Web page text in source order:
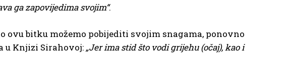
ga zapovijedima svojim“.
bitku možemo pobijediti svojim snagama, ponovno
u Knjizi Sirahovoj: „Jer ima stid što vodi grijehu (očaj), kao i